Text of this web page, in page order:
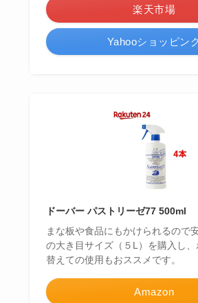
楽天市場
Yahooショッピン
ドーバー パストリーゼ77 500ml
まな板や食品にもかけられるので
の大き目サイズ（５L）を購入し
替えての使用もおススメです。
Amazon